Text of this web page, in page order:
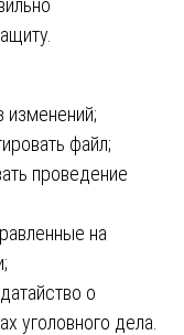
изменений;
файл;
проведение
на
о
уголовного дела.